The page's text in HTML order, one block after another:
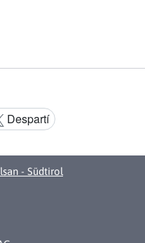
Despartí
- Südtirol